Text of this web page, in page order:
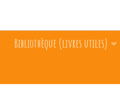
Bibliothèque (livres utiles)